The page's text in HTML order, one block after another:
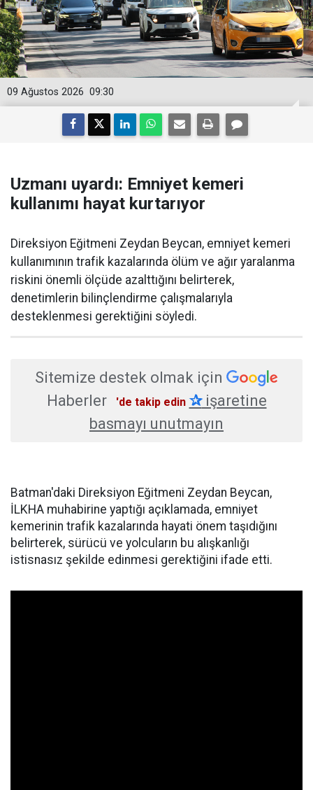
09:30
09 Ağustos 2026
Uzmanı uyardı: Emniyet kemeri
kullanımı hayat kurtarıyor
Direksiyon Eğitmeni Zeydan Beycan, emniyet kemeri
kullanımının trafik kazalarında ölüm ve ağır yaralanma
riskini önemli ölçüde azalttığını belirterek,
denetimlerin bilinçlendirme çalışmalarıyla
desteklenmesi gerektiğini söyledi.
Sitemize destek olmak için
Haberler
'de takip edin ✰işaretine
basmayı unutmayın
Batman'daki Direksiyon Eğitmeni Zeydan Beycan,
İLKHA muhabirine yaptığı açıklamada, emniyet
kemerinin trafik kazalarında hayati önem taşıdığını
belirterek, sürücü ve yolcuların bu alışkanlığı
istisnasız şekilde edinmesi gerektiğini ifade etti.